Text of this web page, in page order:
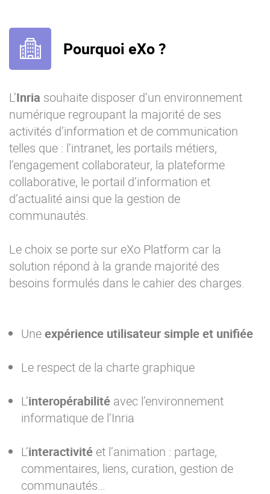
Pourquoi eXo ?
L’Inria souhaite disposer d’un environnement
numérique regroupant la majorité de ses
activités d’information et de communication
telles que : l’intranet, les portails métiers,
l’engagement collaborateur, la plateforme
collaborative, le portail d’information et
d’actualité ainsi que la gestion de
communautés.
Le choix se porte sur eXo Platform car la
solution répond à la grande majorité des
besoins formulés dans le cahier des charges.
Uneexpérience utilisateur simple et unifiée
Le respect de la charte graphique
L’interopérabilité avec l’environnement
informatique de l’Inria
L’interactivité et l’animation : partage,
commentaires, liens, curation, gestion de
communautés…